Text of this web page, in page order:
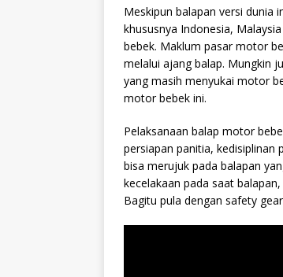
Meskipun balapan versi dunia
khususnya Indonesia,
bebek. Maklum pasar motor
melalui ajang balap. Mungkin
yang masih menyukai motor
motor bebek ini.
Pelaksanaan balap motor
persiapan panitia, kedisiplinan
bisa merujuk pada balapan
kecelakaan pada saat
Bagitu pula dengan safety